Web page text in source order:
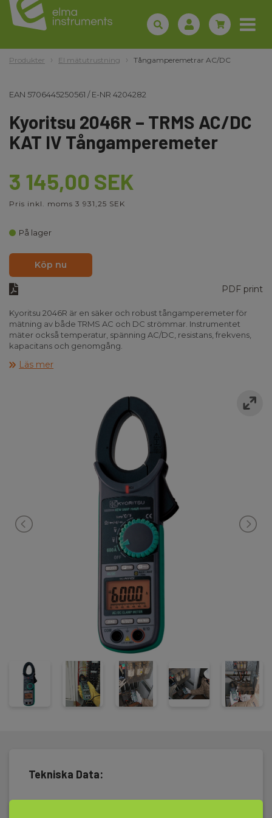
Produkter El mätutrustning Tångamperemetrar AC/DC
EAN 5706445250561 /E-NR 4204282
Kyoritsu 2046R – TRMS AC/DC
KAT IV Tångamperemeter
3 145,00 SEK
Pris inkl. moms 3 931,25 SEK
På lager
Köp nu
PDF print
Kyoritsu 2046R är en säker och robust tångamperemeter för
mätning av både TRMS AC och DC strömmar. Instrumentet
mäter också temperatur, spänning AC/DC, resistans, frekvens,
kapacitans och genomgång.
Kyoritsu 2046R har inbyggd polsökare och är utrustad med
61010-1 KAT IV 600V och levereras komplett i väska inkl.
testledningar, batterier och manual.
Läs mer
Tekniska Data: